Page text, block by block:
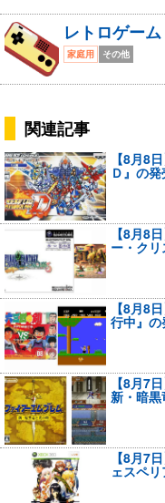
レトロゲーム
家庭用 その他
関連記事
【8月8
Ｄ』の発
【8月8
ー・ク
【8月8
行中』の
【8月7
新・暗
【8月7
ェスペ